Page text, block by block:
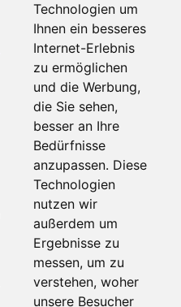
Technologien um
Ihnen ein besseres
Internet-Erlebnis
zu ermöglichen
und die Werbung,
die Sie sehen,
besser an Ihre
Bedürfnisse
anzupassen. Diese
Technologien
nutzen wir
außerdem um
Ergebnisse zu
messen, um zu
verstehen, woher
unsere Besucher